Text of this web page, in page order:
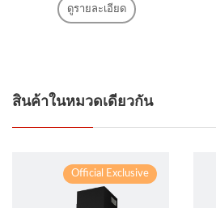
ดูรายละเอียด
สินค้าในหมวดเดียวกัน
Official Exclusive